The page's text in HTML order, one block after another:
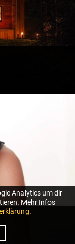
Tirol |
Analytics um dir
Mehr Infos
.